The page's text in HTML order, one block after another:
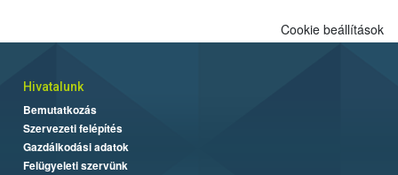
Cookie beállítások
Hivatalunk
Bemutatkozás
Szervezeti felépítés
Gazdálkodási adatok
Felügyeleti szervünk